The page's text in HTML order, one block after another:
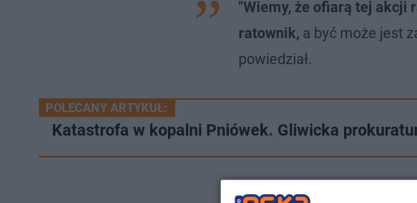
"Wiemy, że ofiarą tej akcji
ratownik, a być może jest
powiedział.
POLECANY ARTYKUŁ:
Katastrofa w kopalni Pniówek. Gliwicka